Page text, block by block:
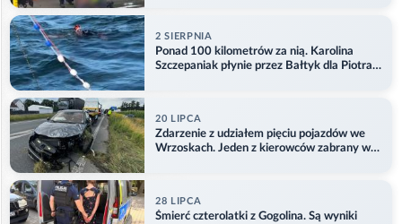
2 SIERPNIA
Ponad 100 kilometrów za nią. Karolina
Szczepaniak płynie przez Bałtyk dla Piotra.
20 LIPCA
Zdarzenie z udziałem pięciu pojazdów we
Wrzoskach. Jeden z kierowców zabrany w
28 LIPCA
Śmierć czterolatki z Gogolina. Są wyniki